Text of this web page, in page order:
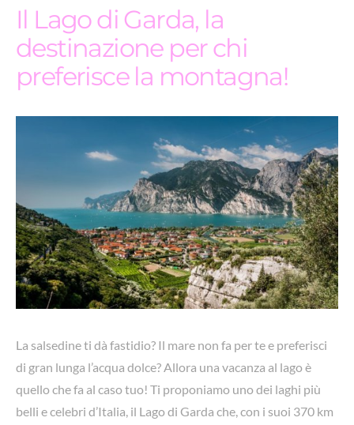
Il Lago di Garda, la
destinazione per chi
preferisce la montagna!
La salsedine ti dà fastidio? Il mare non fa per te e preferisci
di gran lunga l’acqua dolce? Allora una vacanza al lago è
quello che fa al caso tuo! Ti proponiamo uno dei laghi più
belli e celebri d’Italia, il Lago di Garda che, con i suoi 370 km